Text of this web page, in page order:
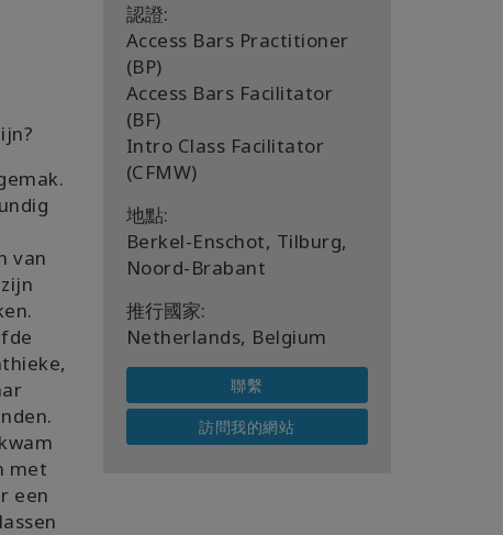
van
met
een
認證:
Access Bars Practitioner
(BP)
Access Bars Facilitator
(BF)
Intro Class Facilitator
(CFMW)
地點:
Berkel-Enschot, Tilburg,
Noord-Brabant
推行國家:
Netherlands, Belgium
聯繫
訪問我的網站